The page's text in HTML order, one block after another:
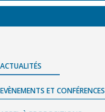
ACTUALITÉS
EVÈNEMENTS ET CONFÉRENCES